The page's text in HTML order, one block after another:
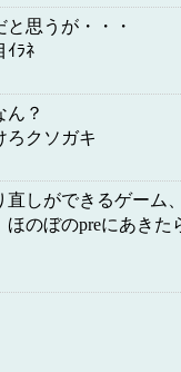
思うが・・・
ｲﾗﾈ
ん？
ろクソガキ
しができるゲーム
のぼのpreにあきた